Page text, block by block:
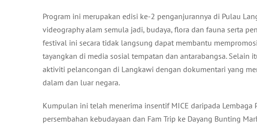
Program ini merupakan edisi ke-2 penganjurannya di Pulau
videography alam semula jadi, budaya, flora dan fauna serta
festival ini secara tidak langsung dapat membantu
tayangkan di media sosial tempatan dan antarabangsa.
aktiviti pelancongan di Langkawi dengan dokumentari yang
dalam dan luar negara.
Kumpulan ini telah menerima insentif MICE daripada Lembaga
persembahan kebudayaan dan Fam Trip ke Dayang Bunting